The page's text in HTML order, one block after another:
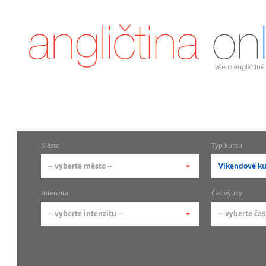
Město
-- vyberte město --
-- vyberte město --
pražské městské části
Typ kurzu
Víkendové
-- vyberte
Intenzita
-- vyberte intenzitu --
Čas výuky
-- vyberte